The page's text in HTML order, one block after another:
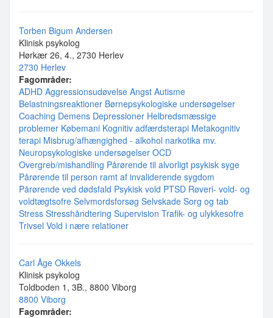
Torben Bigum Andersen
Klinisk psykolog
Hørkær 26, 4., 2730 Herlev
2730 Herlev
Fagområder:
ADHD Aggressionsudøvelse Angst Autisme
Belastningsreaktioner Børnepsykologiske undersøgelser
Coaching Demens Depressioner Helbredsmæssige
problemer Købemani Kognitiv adfærdsterapi Metakognitiv
terapi Misbrug/afhængighed - alkohol narkotika mv.
Neuropsykologiske undersøgelser OCD
Overgreb/mishandling Pårørende til alvorligt psykisk syge
Pårørende til person ramt af invaliderende sygdom
Pårørende ved dødsfald Psykisk vold PTSD Røveri- vold- og
voldtægtsofre Selvmordsforsøg Selvskade Sorg og tab
Stress Stresshåndtering Supervision Trafik- og ulykkesofre
Trivsel Vold i nære relationer
Carl Åge Okkels
Klinisk psykolog
Toldboden 1, 3B., 8800 Viborg
8800 Viborg
Fagområder: